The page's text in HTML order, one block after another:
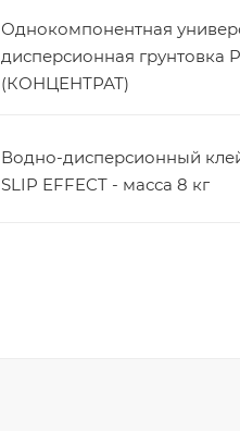
Однокомпонентная
дисперсионная грунтовка
(КОНЦЕНТРАТ)
Водно-дисперсионный
SLIP EFFECT - масса 8 кг